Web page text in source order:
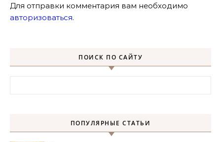
Для отправки комментария вам необходимо
авторизоваться.
ПОИСК ПО САЙТУ
ПОПУЛЯРНЫЕ СТАТЬИ